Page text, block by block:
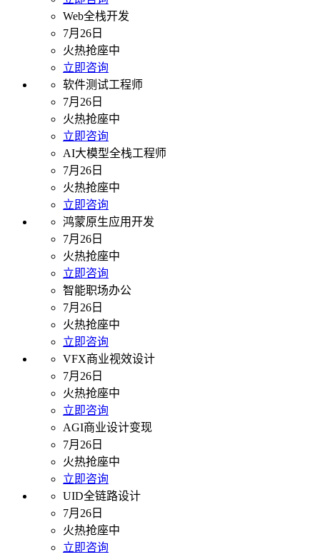
Web全栈开发
7月26日
火热抢座中
立即咨询
软件测试工程师
7月26日
火热抢座中
立即咨询
AI大模型全栈工程师
7月26日
火热抢座中
立即咨询
鸿蒙原生应用开发
7月26日
火热抢座中
立即咨询
智能职场办公
7月26日
火热抢座中
立即咨询
VFX商业视效设计
7月26日
火热抢座中
立即咨询
AGI商业设计变现
7月26日
火热抢座中
立即咨询
UID全链路设计
7月26日
火热抢座中
立即咨询